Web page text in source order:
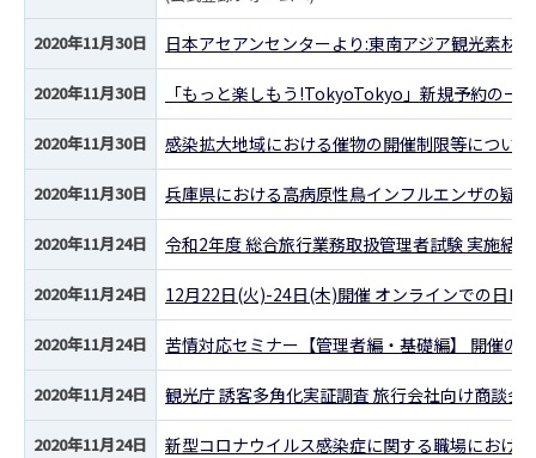
2020年11月30日 日本アセアンセンターより:東南アジア観光素材
2020年11月30日 「もっと楽しもう!TokyoTokyo」新規予約の一
2020年11月30日 感染拡大地域における催物の開催制限等について
2020年11月30日 兵庫県における高病原性鳥インフルエンザの疑
2020年11月24日 令和2年度 総合旅行業務取扱管理者試験 実施結
2020年11月24日 12月22日(火)-24日(木)開催 オンラインでの日ロ
2020年11月24日 苦情対応セミナー【管理者編・基礎編】 開催の
2020年11月24日 観光庁 誘客多角化実証調査 旅行会社向け商談会
2020年11月24日 新型コロナウイルス感染症に関する職場におけ